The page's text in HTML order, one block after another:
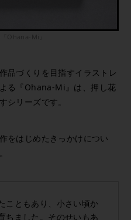
品づくりを目指すイラストレ
る『Ohana-Mi』は、押し花
シリーズです。
をはじめたきっかけについ
こともあり、小さい頃か
ちました。そのせいもあ